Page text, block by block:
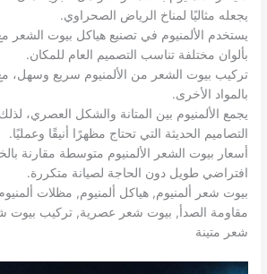
يجعله مثاليًا لمناخ الرياض الصحراوي.
يستخدم الألمنيوم في تصنيع هياكل بيوت الشعر
بألوان مختلفة تناسب التصميم العام للمكان.
تركيب بيوت الشعر من الألمنيوم سريع وسهل، مع
بالمواد الأخرى.
يجمع الألمنيوم بين المتانة والشكل العصري،
التصاميم الحديثة التي تحتاج مظهرًا أنيقًا وعمليًا.
أسعار بيوت الشعر الألمنيوم متوسطة مقارنة
افتراضي طويل دون الحاجة لصيانة متكررة.
بيوت شعر ألمنيوم, هياكل ألمنيوم, مظلات
مقاومة الصدأ, بيوت شعر عصرية, تركيب بيوت
شعر متينة